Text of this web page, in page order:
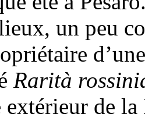
un peu
Rarità
extérieur de